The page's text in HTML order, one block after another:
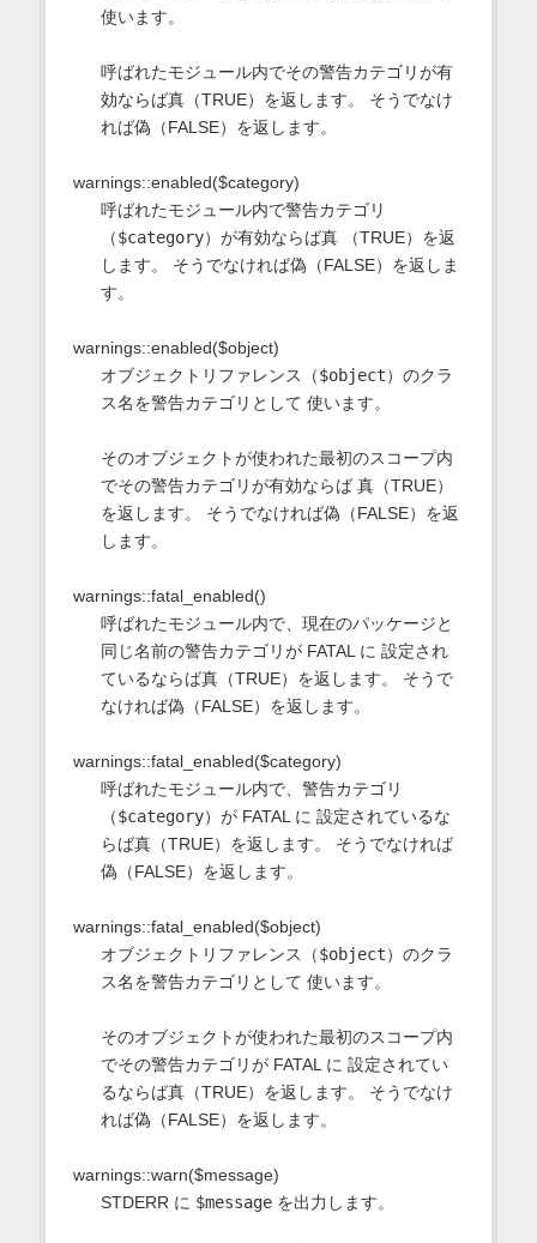
使います。
呼ばれたモジュール内でその警告カテゴリが有
効ならば真（TRUE）を返します。 そうでなけ
れば偽（FALSE）を返します。
warnings::enabled($category)
呼ばれたモジュール内で警告カテゴリ
（$category）が有効ならば真 （TRUE）を返
します。 そうでなければ偽（FALSE）を返しま
す。
warnings::enabled($object)
オブジェクトリファレンス（$object）のクラ
ス名を警告カテゴリとして 使います。
そのオブジェクトが使われた最初のスコープ内
でその警告カテゴリが有効ならば 真（TRUE）
を返します。 そうでなければ偽（FALSE）を返
します。
warnings::fatal_enabled()
呼ばれたモジュール内で、現在のパッケージと
同じ名前の警告カテゴリが FATAL に 設定され
ているならば真（TRUE）を返します。 そうで
なければ偽（FALSE）を返します。
warnings::fatal_enabled($category)
呼ばれたモジュール内で、警告カテゴリ
（$category）が FATAL に 設定されているな
らば真（TRUE）を返します。 そうでなければ
偽（FALSE）を返します。
warnings::fatal_enabled($object)
オブジェクトリファレンス（$object）のクラ
ス名を警告カテゴリとして 使います。
そのオブジェクトが使われた最初のスコープ内
でその警告カテゴリが FATAL に 設定されてい
るならば真（TRUE）を返します。 そうでなけ
れば偽（FALSE）を返します。
warnings::warn($message)
STDERR に $messageを出力します。